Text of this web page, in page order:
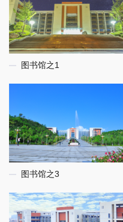
图书馆之1
图书馆之3